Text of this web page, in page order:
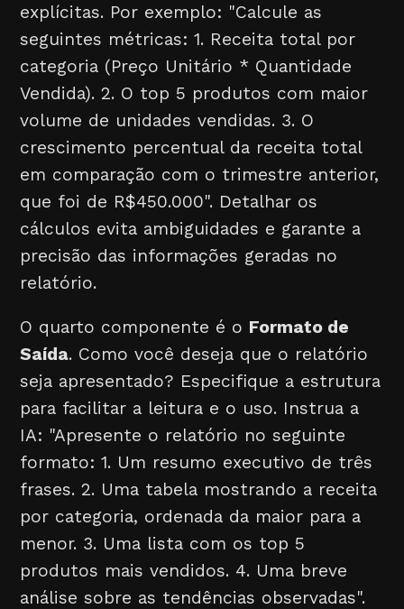
explícitas. Por exemplo: "Calcule as
seguintes métricas: 1. Receita total por
categoria (Preço Unitário * Quantidade
Vendida). 2. O top 5 produtos com maior
volume de unidades vendidas. 3. O
crescimento percentual da receita total
em comparação com o trimestre anterior,
que foi de R$450.000". Detalhar os
cálculos evita ambiguidades e garante a
precisão das informações geradas no
relatório.
O quarto componente é o Formato de
Saída. Como você deseja que o relatório
seja apresentado? Especifique a estrutura
para facilitar a leitura e o uso. Instrua a
IA: "Apresente o relatório no seguinte
formato: 1. Um resumo executivo de três
frases. 2. Uma tabela mostrando a receita
por categoria, ordenada da maior para a
menor. 3. Uma lista com os top 5
produtos mais vendidos. 4. Uma breve
análise sobre as tendências observadas".